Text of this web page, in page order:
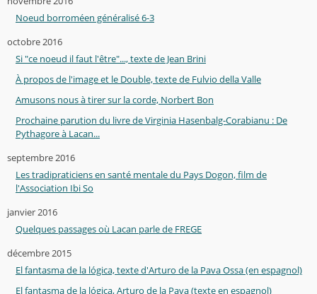
Noeud borroméen généralisé 6-3
octobre 2016
Si "ce noeud il faut l'être"..., texte de Jean Brini
À propos de l'image et le Double, texte de Fulvio della Valle
Amusons nous à tirer sur la corde, Norbert Bon
Prochaine parution du livre de Virginia Hasenbalg-Corabianu : De
Pythagore à Lacan...
septembre 2016
Les tradipraticiens en santé mentale du Pays Dogon, film de
l'Association Ibi So
janvier 2016
Quelques passages où Lacan parle de FREGE
décembre 2015
El fantasma de la lógica, texte d'Arturo de la Pava Ossa (en espagnol)
El fantasma de la lógica, Arturo de la Pava (texte en espagnol)